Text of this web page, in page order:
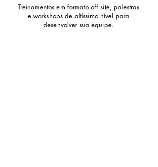
Treinamentos em formato off site, palestras
e workshops de altíssimo nível para
desenvolver sua equipe.